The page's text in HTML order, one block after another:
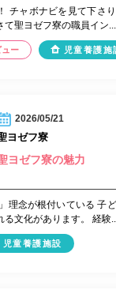
チャボナビを見て下さ
聖ヨゼフ寮の職員イン...
ー 児童養護施
2026/05/21
ヨゼフ寮
ヨゼフ寮の魅力
理念が根付いている 子
る文化があります。 経験
児童養護施設